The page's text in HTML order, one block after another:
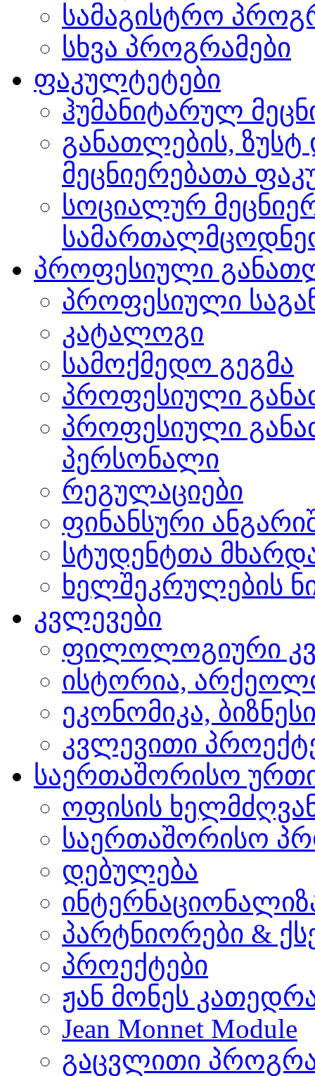
სამაგისტრო
სხვა პროგრამები
ფაკულტეტები
ჰუმანიტარულ
განათლების, ზუსტ
მეცნიერებათა
სოციალურ
პროფესიული
პროფესიული
კატალოგი
სამოქმედო გეგმა
პროფესიული
პროფესიული
პერსონალი
რეგულაციები
ფინანსური
სტუდენტთა
ხელშეკრულების
კვლევები
ფილოლოგიური
ისტორია,
ეკონომიკა,
კვლევითი
საერთაშორისო
ოფისის
საერთაშორისო
დებულება
პარტნიორები &
პროექტები
ჟან მონეს
Jean Monnet Module
გაცვლითი